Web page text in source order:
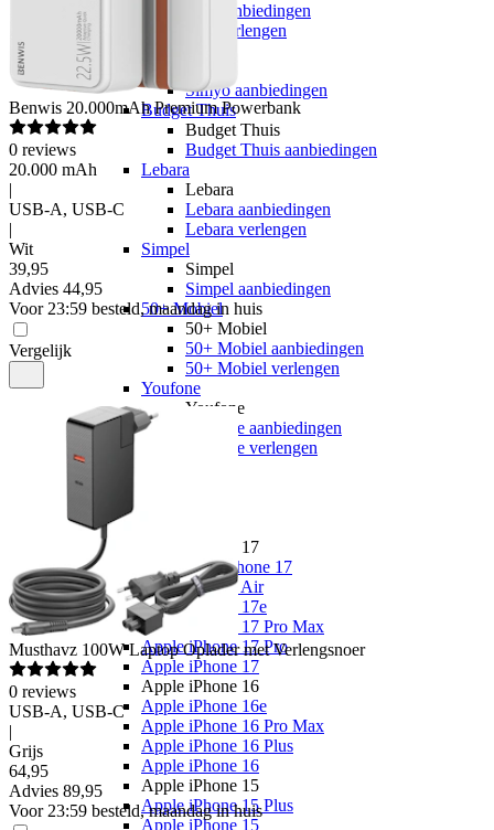
Ben aanbiedingen
Ben verlengen
Simyo aanbiedingen
Budget Thuis
Budget Thuis
Budget Thuis aanbiedingen
Lebara
Lebara
Lebara aanbiedingen
Lebara verlengen
Simpel
Simpel
Simpel aanbiedingen
50+ Mobiel
50+ Mobiel
50+ Mobiel aanbiedingen
50+ Mobiel verlengen
Youfone
Youfone
Youfone aanbiedingen
Youfone verlengen
Merken
Apple
Apple iPhone 17
Alle Apple iPhone 17
Apple iPhone Air
Apple iPhone 17e
Apple iPhone 17 Pro Max
Apple iPhone 17 Pro
Apple iPhone 17
Apple iPhone 16
Apple iPhone 16e
Apple iPhone 16 Pro Max
Apple iPhone 16 Plus
Apple iPhone 16
Apple iPhone 15
Apple iPhone 15 Plus
Apple iPhone 15
Benwis 20.000mAh Premium Powerbank
0 reviews
20.000 mAh
|
USB-A, USB-C
|
Wit
39,95
Advies 44,95
Voor 23:59 besteld, maandag in huis
Vergelijk
Musthavz 100W Laptop Oplader met Verlengsnoer
0 reviews
USB-A, USB-C
|
Grijs
64,95
Advies 89,95
Voor 23:59 besteld, maandag in huis